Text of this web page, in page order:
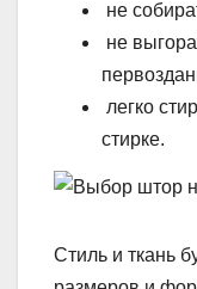
не
не
легко
стирке.
Стиль и ткань